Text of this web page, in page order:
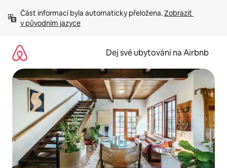
obsah
Část informací byla automaticky přeložena. Zobrazit
v původním jazyce
Dej své ubytování na Airbnb